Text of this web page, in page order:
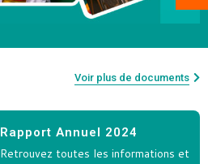
Voir plus de documents
Rapport Annuel 2024
Retrouvez toutes les informations et